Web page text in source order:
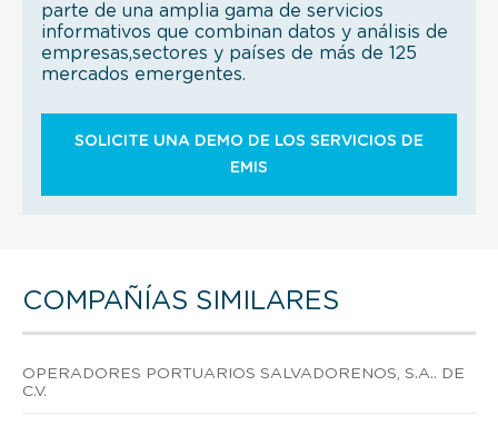
parte de una amplia gama de servicios
informativos que combinan datos y análisis de
empresas,sectores y países de más de 125
mercados emergentes.
SOLICITE UNA DEMO DE LOS SERVICIOS DE
EMIS
COMPAÑÍAS SIMILARES
OPERADORES PORTUARIOS SALVADORENOS, S.A.. DE
C.V.